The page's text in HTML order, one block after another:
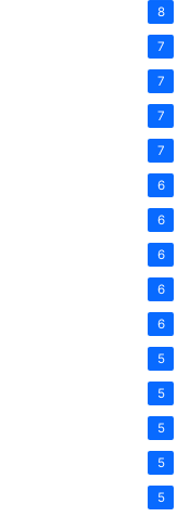
8
7
7
7
7
6
6
6
6
6
5
5
5
5
5